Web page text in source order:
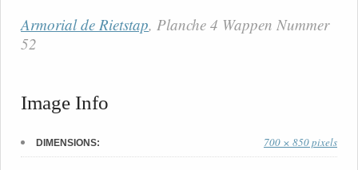
Armorial de Rietstap, Planche 4 Wappen Nummer
52
Image Info
DIMENSIONS: 700 × 850 pixels